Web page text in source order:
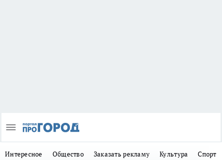
Интересное Общество Заказать рекламу Культура Спорт